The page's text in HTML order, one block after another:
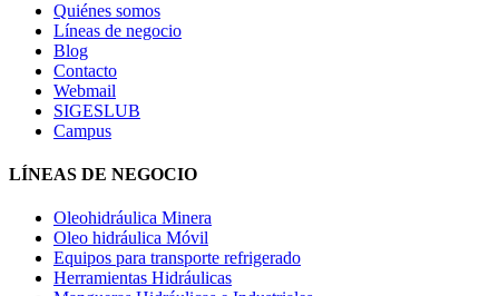
Quiénes somos
Líneas de negocio
Blog
Contacto
Webmail
SIGESLUB
Campus
LÍNEAS DE NEGOCIO
Oleohidráulica Minera
Oleo hidráulica Móvil
Equipos para transporte refrigerado
Herramientas Hidráulicas